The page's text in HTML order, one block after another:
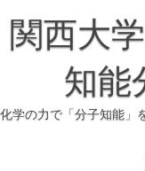
ン
ツ
プ
関西大
知能
化学の力で「分子知能」